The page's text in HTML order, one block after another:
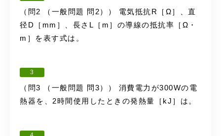
（問2 （一般問題 問2）） 電気抵抗R［Ω］、直
径D［mm］、長さL［m］の導線の抵抗率［Ω・
m］を表す式は。
3
（問3 （一般問題 問3）） 消費電力が300Wの電
熱器を、2時間使用したときの発熱量［kJ］は。